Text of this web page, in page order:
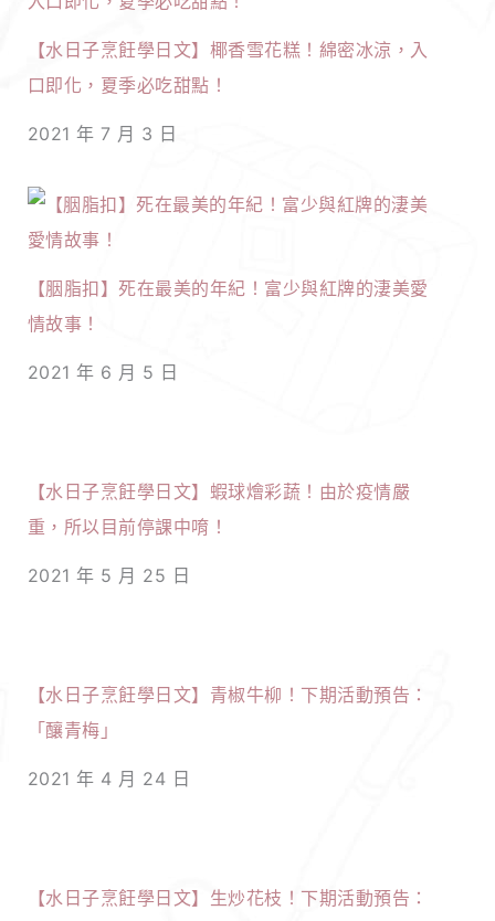
【水日子烹飪學日文】椰香雪花糕！綿密冰涼，入
口即化，夏季必吃甜點！
2021 年 7 月 3 日
【胭脂扣】死在最美的年紀！富少與紅牌的淒美愛
情故事！
2021 年 6 月 5 日
【水日子烹飪學日文】蝦球燴彩蔬！由於疫情嚴
重，所以目前停課中唷！
2021 年 5 月 25 日
【水日子烹飪學日文】青椒牛柳！下期活動預告：
「釀青梅」
2021 年 4 月 24 日
【水日子烹飪學日文】生炒花枝！下期活動預告：